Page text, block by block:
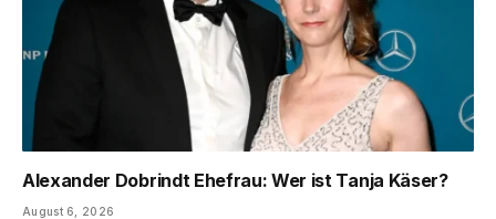
Alexander Dobrindt Ehefrau: Wer ist Tanja Käser?
August 6, 2026